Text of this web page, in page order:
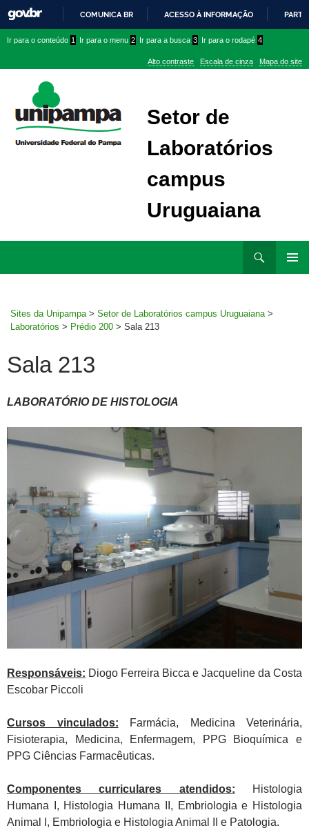
PARA
CONTEÚDO
COMUNICA BR ACESSO À INFORMAÇÃO
conteúdo
menu
superior
menu
Ir para o conteúdo 1 Ir para o menu 2 Ir para a busca 3 Ir para o rodapé 4
Alto contraste Escala de cinza Mapa do site
Setor de
Laboratórios
campus
Uruguaiana
Sites da Unipampa > Setor de Laboratórios campus Uruguaiana >
Laboratórios > Prédio 200 > Sala 213
Sala 213
LABORATÓRIO DE HISTOLOGIA
Responsáveis: Diogo Ferreira Bicca e Jacqueline da Costa
Escobar Piccoli
Cursos vinculados: Farmácia, Medicina Veterinária,
Fisioterapia, Medicina, Enfermagem, PPG Bioquímica e
PPG Ciências Farmacêuticas.
Componentes curriculares atendidos: Histologia
Humana I, Histologia Humana II, Embriologia e Histologia
Animal I, Embriologia e Histologia Animal II e Patologia.